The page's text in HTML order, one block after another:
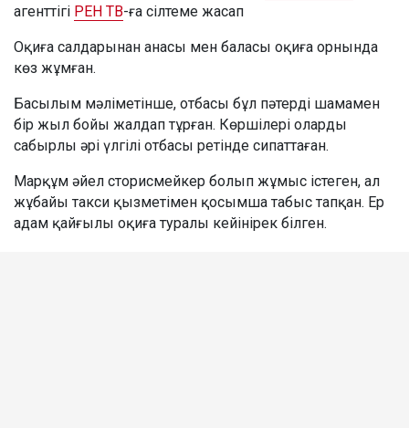
агенттігі РЕН ТВ-ға сілтеме жасап
Оқиға салдарынан анасы мен баласы оқиға орнында
көз жұмған.
Басылым мәліметінше, отбасы бұл пәтерді шамамен
бір жыл бойы жалдап тұрған. Көршілері оларды
сабырлы әрі үлгілі отбасы ретінде сипаттаған.
Марқұм әйел сторисмейкер болып жұмыс істеген, ал
жұбайы такси қызметімен қосымша табыс тапқан. Ер
адам қайғылы оқиға туралы кейінірек білген.